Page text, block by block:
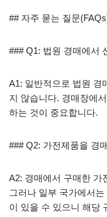
## 자주 묻는 질문
### Q1: 법원 경매에서
A1: 일반적으로 법원 경
지 않습니다. 경매장에
하는 것이 중요합니다.
### Q2: 가전제품을 경
A2: 경매에서 구매한 가
그러나 일부 국가에서
이 있을 수 있으니 해당